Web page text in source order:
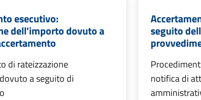
esecutivo:
dell'importo dovuto a
di rateizzazione
a seguito di
seguito
notifica di